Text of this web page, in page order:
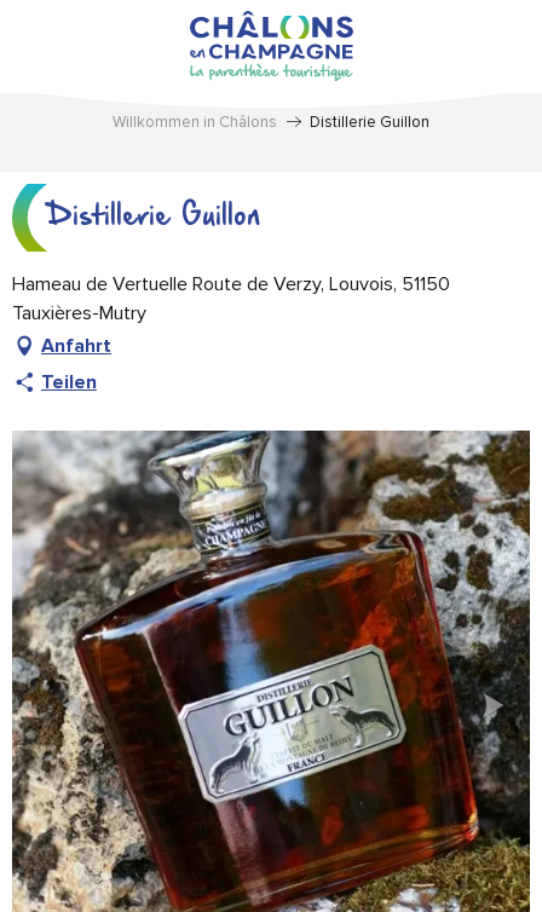
Willkommen in Châlons Distillerie Guillon
Distillerie Guillon
Hameau de Vertuelle Route de Verzy, Louvois, 51150
Tauxières-Mutry
Anfahrt
Teilen